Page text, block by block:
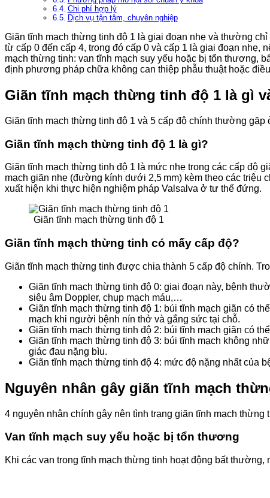
Chi phí hợp lý
Dịch vụ tận tâm, chuyên nghiệp
Giãn tĩnh mạch thừng tinh độ 1 là giai đoạn nhẹ và thường
từ cấp 0 đến cấp 4, trong đó cấp 0 và cấp 1 là giai đoạn nhẹ,
mạch thừng tinh: van tĩnh mạch suy yếu hoặc bị tổn thương,
định phương pháp chữa không can thiệp phẫu thuật hoặc
Giãn tĩnh mạch thừng tinh độ 1 là gì
Giãn tĩnh mạch thừng tinh độ 1 và 5 cấp độ chính thường
Giãn tĩnh mạch thừng tinh độ 1 là gì?
Giãn tĩnh mạch thừng tinh độ 1 là mức nhẹ trong các cấp độ
mạch giãn nhẹ (đường kính dưới 2,5 mm) kèm theo các
xuất hiện khi thực hiện nghiệm pháp Valsalva ở tư thế đứng.
Giãn tĩnh mạch thừng tinh độ 1
Giãn tĩnh mạch thừng tinh có mấy cấp độ?
Giãn tĩnh mạch thừng tinh được chia thành 5 cấp độ chính.
Giãn tĩnh mạch thừng tinh độ 0: giai đoạn này, bệnh
siêu âm Doppler, chụp mạch máu,…
Giãn tĩnh mạch thừng tinh độ 1: búi tĩnh mạch giãn có
mạch khi người bệnh nín thở và gắng sức tại chỗ.
Giãn tĩnh mạch thừng tinh độ 2: búi tĩnh mạch giãn có
Giãn tĩnh mạch thừng tinh độ 3: búi tĩnh mạch không
giác đau nặng bìu.
Giãn tĩnh mạch thừng tinh độ 4: mức độ nặng nhất của
Nguyên nhân gây giãn tĩnh mạch
4 nguyên nhân chính gây nên tình trạng giãn tĩnh mạch thừng
Van tĩnh mạch suy yếu hoặc bị tổn thương
Khi các van trong tĩnh mạch thừng tinh hoạt động bất